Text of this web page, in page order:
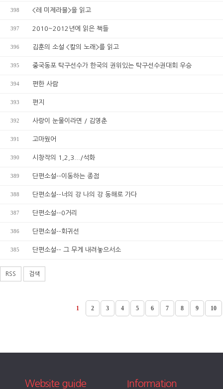
398 <레 미제라블>을 읽고
397 2010~2012년에 읽은 책들
396 김훈의 소설 <칼의 노래>를 읽고
395 중국동포 탁구선수가 한국의 권위있는 탁구선수권대회 우승
394 편한 사람
393 편지
392 사랑이 눈물이라면 / 김영춘
391 고마웠어
390 시창작의 1,2,3.../석화
389 단편소설--이동하는 종점
388 단편소설--너의 강 나의 강 동해로 가다
387 단편소설--0거리
386 단편소설--회귀선
385 단편소설-- 그 무게 내려놓으서소
RSS 검색
1 2 3 4 5 6 7 8 9 10
Website guide Information